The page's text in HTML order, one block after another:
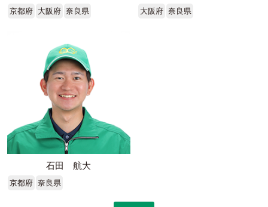
京都府 大阪府 奈良県 大阪府 奈良県
石田 航大
京都府 奈良県